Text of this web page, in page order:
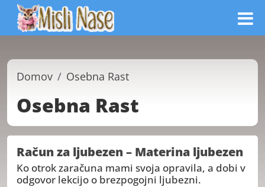
Domov Osebna Rast
Osebna Rast
Račun za ljubezen – Materina ljubezen
Ko otrok zaračuna mami svoja opravila, a dobi v
odgovor lekcijo o brezpogojni ljubezni.